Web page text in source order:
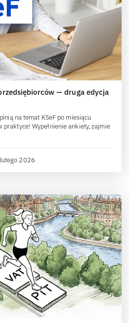
— druga edycja
na temat KSeF po miesiącu
Wypełnienie ankiety, zajmie
2026